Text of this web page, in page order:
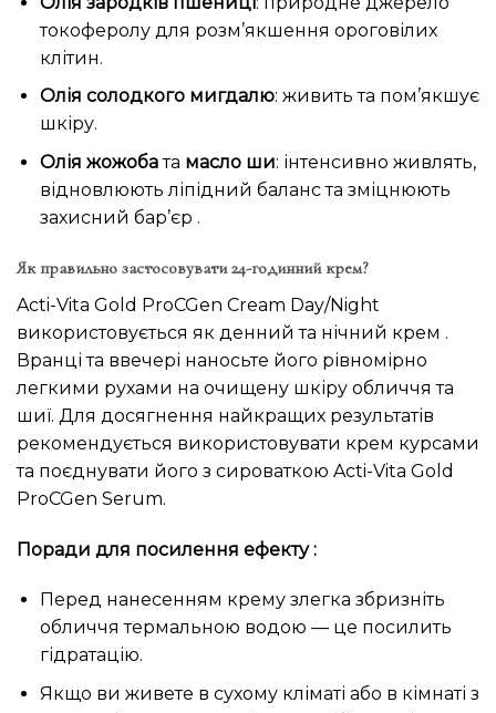
токоферолу для розм’якшення ороговілих
клітин.
Олія солодкого мигдалю: живить та пом’якшує
шкіру.
Олія жожобата масло ши: інтенсивно живлять,
відновлюють ліпідний баланс та зміцнюють
захисний бар’єр .
Як правильно застосовувати 24-годинний крем?
Acti-Vita Gold ProCGen Cream Day/Night
використовується як денний та нічний крем .
Вранці та ввечері наносьте його рівномірно
легкими рухами на очищену шкіру обличчя та
шиї. Для досягнення найкращих результатів
рекомендується використовувати крем курсами
та поєднувати його з сироваткою Acti-Vita Gold
ProCGen Serum.
Поради для посилення ефекту :
Перед нанесенням крему злегка збризніть
обличчя термальною водою — це посилить
гідратацію.
Якщо ви живете в сухому кліматі або в кімнаті з